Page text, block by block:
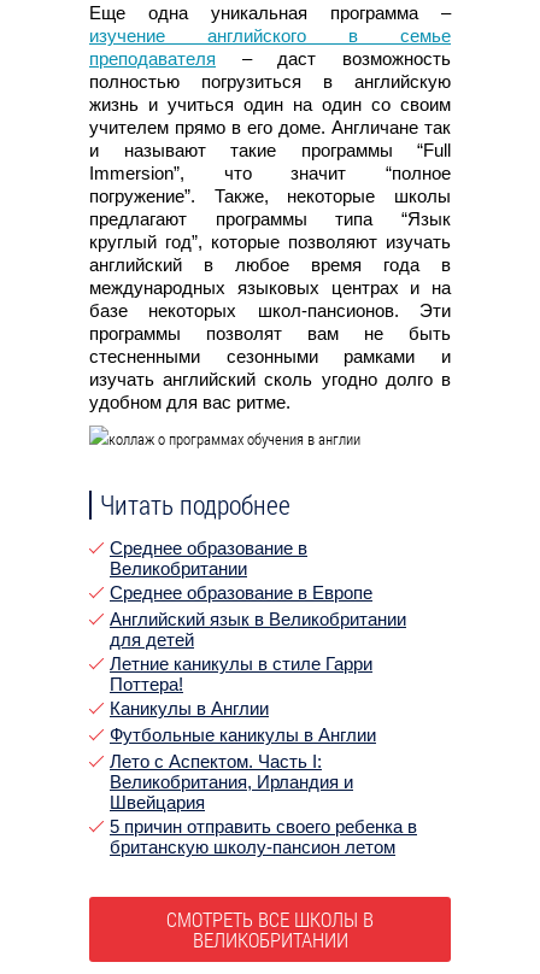
Еще одна уникальная программа –
изучение английского в семье
преподавателя – даст возможность
полностью погрузиться в английскую
жизнь и учиться один на один со своим
учителем прямо в его доме. Англичане так
и называют такие программы “Full
Immersion”, что значит “полное
погружение”. Также, некоторые школы
предлагают программы типа “Язык
круглый год”, которые позволяют изучать
английский в любое время года в
международных языковых центрах и на
базе некоторых школ-пансионов. Эти
программы позволят вам не быть
стесненными сезонными рамками и
изучать английский сколь угодно долго в
удобном для вас ритме.
Читать подробнее
Среднее образование в
Великобритании
Среднее образование в Европе
Английский язык в Великобритании
для детей
Летние каникулы в стиле Гарри
Поттера!
Каникулы в Англии
Футбольные каникулы в Англии
Лето с Аспектом. Часть I:
Великобритания, Ирландия и
Швейцария
5 причин отправить своего ребенка в
британскую школу-пансион летом
СМОТРЕТЬ ВСЕ ШКОЛЫ В
ВЕЛИКОБРИТАНИИ